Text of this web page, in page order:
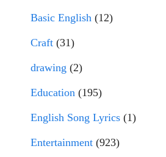
Basic English (12)
Craft (31)
drawing (2)
Education (195)
English Song Lyrics (1)
Entertainment (923)